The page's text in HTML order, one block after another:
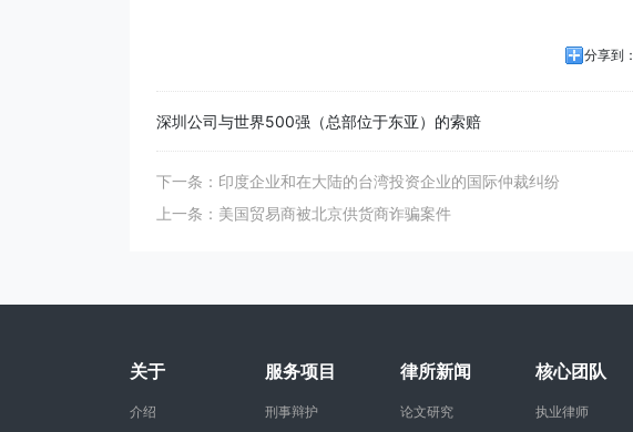
分享到：
深圳公司与世界500强（总部位于东亚）的索赔
下一条：印度企业和在大陆的台湾投资企业的国际仲裁纠纷
上一条：美国贸易商被北京供货商诈骗案件
关于
介绍
服务项目
刑事辩护
律所新闻
论文研究
核心团队
执业律师